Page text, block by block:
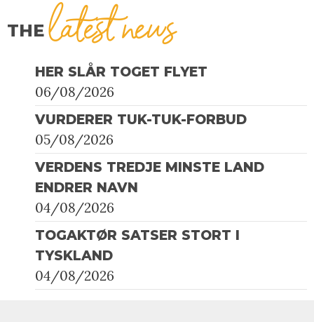
THElatest news
HER SLÅR TOGET FLYET
06/08/2026
VURDERER TUK-TUK-FORBUD
05/08/2026
VERDENS TREDJE MINSTE LAND
ENDRER NAVN
04/08/2026
TOGAKTØR SATSER STORT I
TYSKLAND
04/08/2026